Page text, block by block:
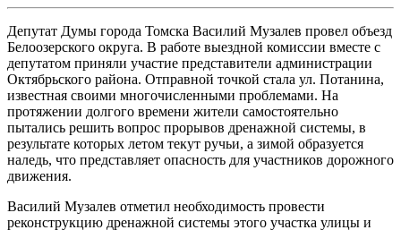
Депутат Думы города Томска Василий Музалев провел объезд
Белоозерского округа. В работе выездной комиссии вместе с
депутатом приняли участие представители администрации
Октябрьского района. Отправной точкой стала ул. Потанина,
известная своими многочисленными проблемами. На
протяжении долгого времени жители самостоятельно
пытались решить вопрос прорывов дренажной системы, в
результате которых летом текут ручьи, а зимой образуется
наледь, что представляет опасность для участников дорожного
движения.
Василий Музалев отметил необходимость провести
реконструкцию дренажной системы этого участка улицы и